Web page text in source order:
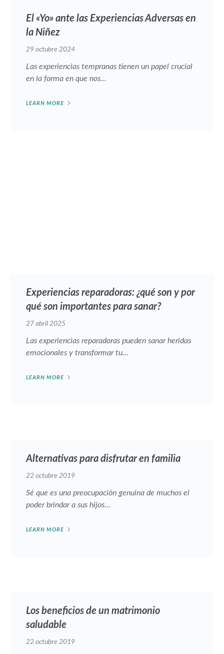
El «Yo» ante las Experiencias Adversas en
la Niñez
29 octubre 2024
Las experiencias tempranas tienen un papel crucial
en la forma en que nos...
LEARN MORE
Experiencias reparadoras: ¿qué son y por
qué son importantes para sanar?
27 abril 2025
Las experiencias reparadoras pueden sanar heridas
emocionales y transformar tu...
LEARN MORE
Alternativas para disfrutar en familia
22 octubre 2019
Sé que es una preocupación genuina de muchos el
poder brindar a sus hijos...
LEARN MORE
Los beneficios de un matrimonio
saludable
22 octubre 2019